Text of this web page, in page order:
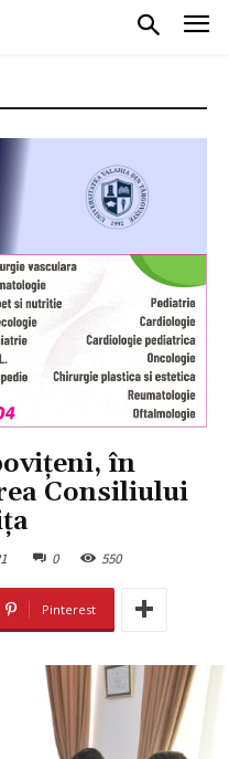
în
Consiliului
0 550
Pinterest